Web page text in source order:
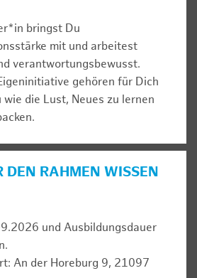
bringst Du
mit und arbeitest
verantwortungsbewusst.
gehören für Dich
wie die Lust, Neues zu lernen
DEN RAHMEN WISSEN
und Ausbildungsdauer
An der Horeburg 9, 21097